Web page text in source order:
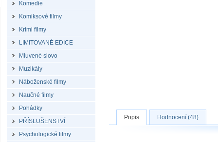
Komedie
Komiksové filmy
Krimi filmy
LIMITOVANÉ EDICE
Mluvené slovo
Muzikály
Náboženské filmy
Naučné filmy
Pohádky
PŘÍSLUŠENSTVÍ
Psychologické filmy
Popis Hodnocení (48)